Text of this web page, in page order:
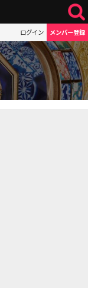
ログイン メンバー登録